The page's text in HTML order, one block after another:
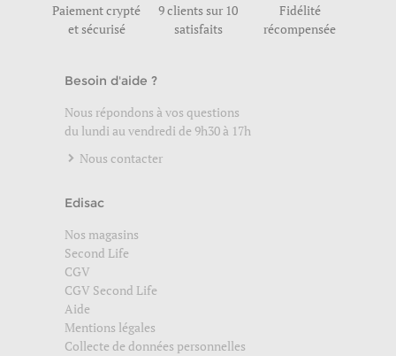
Paiement crypté
et sécurisé
9 clients sur 10
satisfaits
Fidélité
récompensée
Besoin d'aide ?
Nous répondons à vos questions
du lundi au vendredi de 9h30 à 17h
Nous contacter
Edisac
Nos magasins
Second Life
CGV
CGV Second Life
Aide
Mentions légales
Collecte de données personnelles